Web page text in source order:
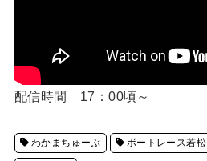
配信時間 17：00頃～
わかまちゅーぶ ボートレース若松